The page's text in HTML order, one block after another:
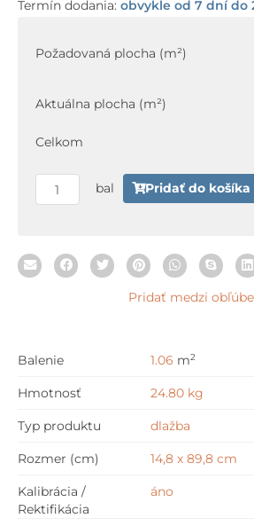
Termín dodania: obvykle od 7 dní do
Požadovaná plocha (m²)
Aktuálna plocha (m²)
Celkom
Paradyz
Gres
Rekt.
14,8
cm
bal Pridať do košíka
Pridať medzi
Balenie 1.06 m2
Hmotnosť 24.80 kg
Typ produktu dlažba
Rozmer (cm) 14,8 x 89,8 cm
Kalibrácia /
Rektifikácia
áno